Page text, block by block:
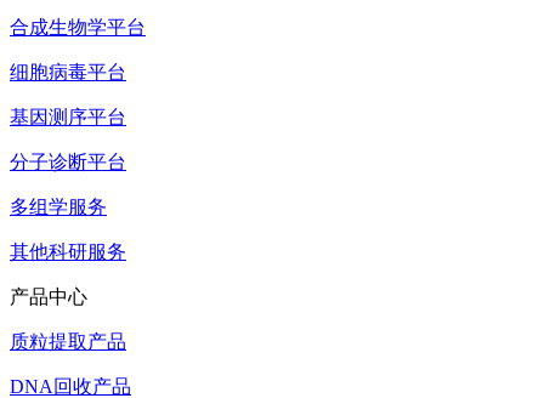
合成生物学平台
细胞病毒平台
基因测序平台
分子诊断平台
多组学服务
其他科研服务
产品中心
质粒提取产品
DNA回收产品